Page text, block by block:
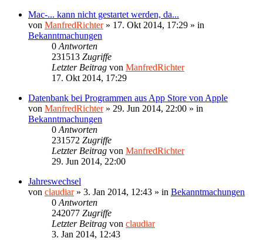
Mac-... kann nicht gestartet werden, da...
von ManfredRichter» 17. Okt 2014, 17:29 » in
Bekanntmachungen
0 Antworten
231513 Zugriffe
Letzter Beitrag von ManfredRichter
17. Okt 2014, 17:29
Datenbank bei Programmen aus App Store von Apple
von ManfredRichter» 29. Jun 2014, 22:00 » in
Bekanntmachungen
0 Antworten
231572 Zugriffe
Letzter Beitrag von ManfredRichter
29. Jun 2014, 22:00
Jahreswechsel
von claudiar» 3. Jan 2014, 12:43 » in Bekanntmachungen
0 Antworten
242077 Zugriffe
Letzter Beitrag von claudiar
3. Jan 2014, 12:43